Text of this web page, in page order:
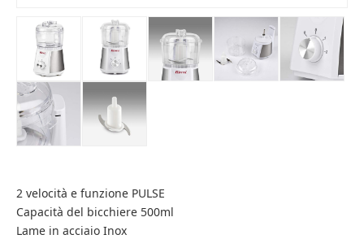
2 velocità e funzione PULSE
Capacità del bicchiere 500ml
Lame in acciaio Inox